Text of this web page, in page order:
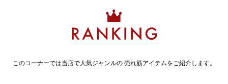
このコーナーでは当店で人気ジャンルの 売れ筋アイテムをご紹介します。